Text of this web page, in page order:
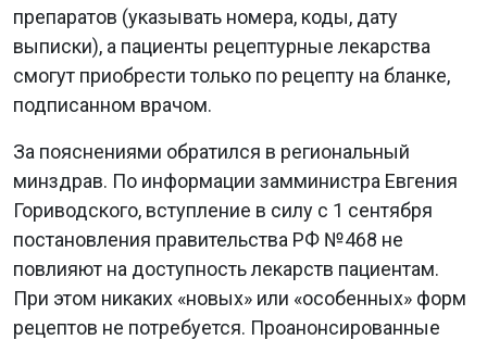
препаратов (указывать номера, коды, дату
выписки), а пациенты рецептурные лекарства
смогут приобрести только по рецепту на бланке,
подписанном врачом.
За пояснениями обратился в региональный
минздрав. По информации замминистра Евгения
Гориводского, вступление в силу с 1 сентября
постановления правительства РФ №468 не
повлияют на доступность лекарств пациентам.
При этом никаких «новых» или «особенных» форм
рецептов не потребуется. Проанонсированные